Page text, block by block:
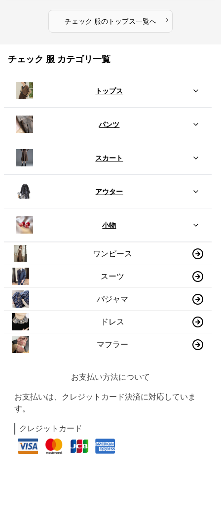
チェック 服のトップス一覧へ ›
チェック 服 カテゴリ一覧
トップス
パンツ
スカート
アウター
小物
ワンピース
スーツ
パジャマ
ドレス
マフラー
お支払い方法について
お支払いは、クレジットカード決済に対応していま
す。
クレジットカード